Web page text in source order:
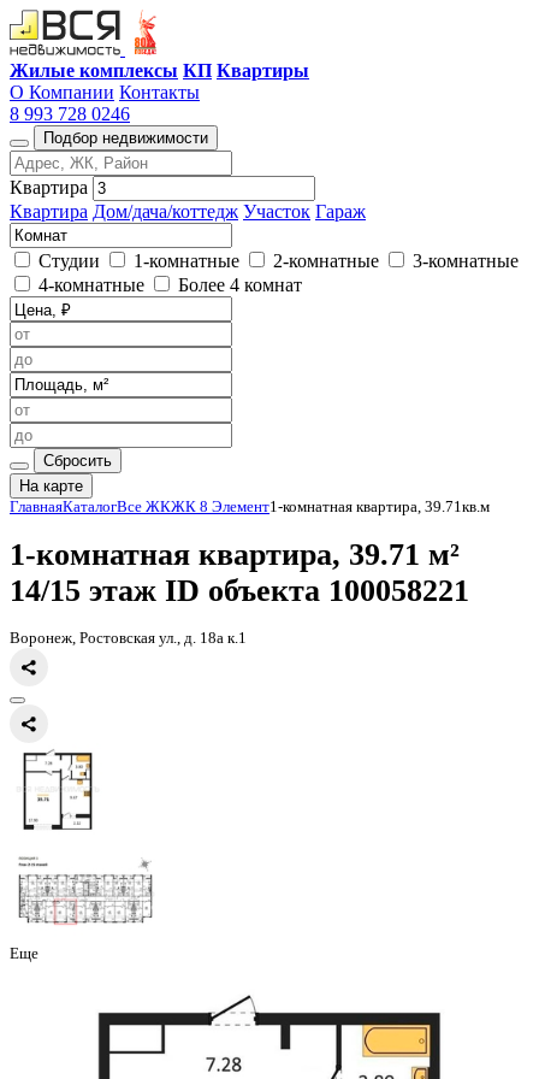
Жилые комплексы КП Квартиры
О Компании Контакты
8 993 728 0246
Подбор недвижимости
Квартира
Квартира Дом/дача/коттедж Участок Гараж
Студии 1-комнатные 2-комнатные
3-комнатные
4-комнатные
Более 4 комнат
Сбросить
На карте
Главная КаталогВсе ЖКЖК 8 Элемент
1-комнатная квартира, 39.71
14/15 этаж
Воронеж, Ростовская ул., д. 18а к.1